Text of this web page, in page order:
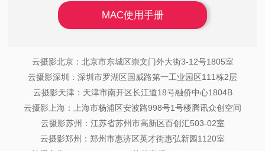
MAC使用手册
云摄影北京：北京市东城区崇文门外大街3-12号1805室
云摄影深圳：深圳市罗湖区国威路第一工业园区111栋2层
云摄影天津：天津市南开区长江道18号融侨中心1804B
云摄影上海：上海市杨浦区安波路998号1号楼腾讯众创空间
云摄影苏州：江苏省苏州市高新区百创汇503-02室
云摄影郑州：郑州市惠济区英才街惠弘新园1120室